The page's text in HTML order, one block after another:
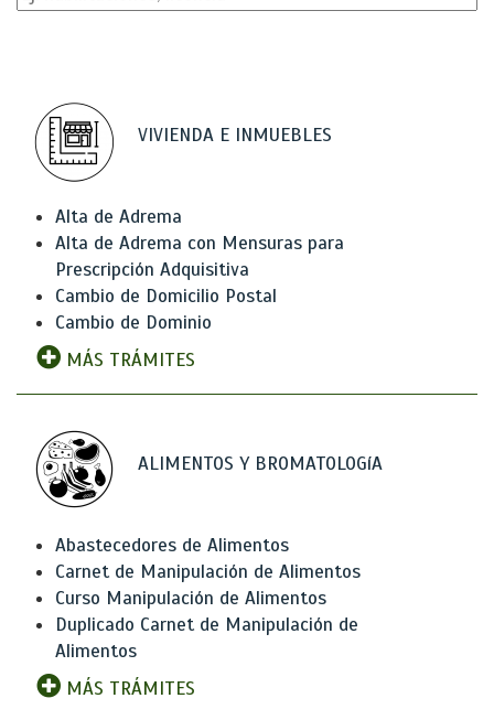
VIVIENDA E INMUEBLES
Alta de Adrema
Alta de Adrema con Mensuras para
Prescripción Adquisitiva
Cambio de Domicilio Postal
Cambio de Dominio
MÁS TRÁMITES
ALIMENTOS Y BROMATOLOGíA
Abastecedores de Alimentos
Carnet de Manipulación de Alimentos
Curso Manipulación de Alimentos
Duplicado Carnet de Manipulación de
Alimentos
MÁS TRÁMITES